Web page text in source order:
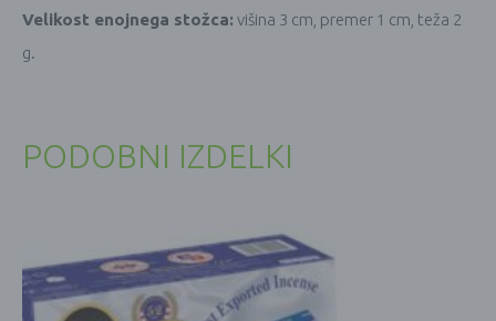
Velikost enojnega stožca: višina 3 cm, premer 1 cm, teža 2
g.
PODOBNI IZDELKI